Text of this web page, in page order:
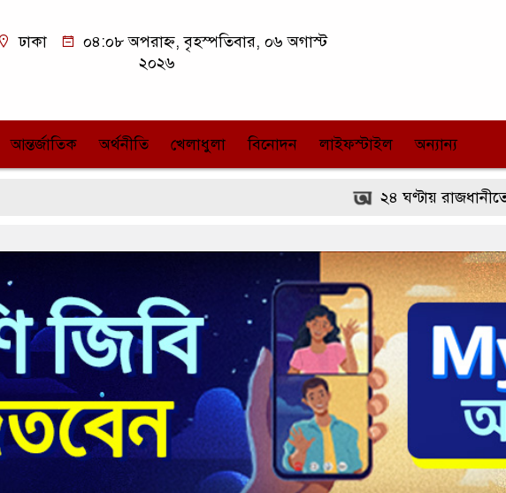
ঢাকা
০৪:০৮ অপরাহ্ন, বৃহস্পতিবার, ০৬ অগাস্ট
২০২৬
আন্তর্জাতিক অর্থনীতি খেলাধুলা বিনোদন লাইফস্টাইল অন্যান্য
২৪ ঘণ্টায় রাজধানীতে গ্রেপ্তার ৪৬৬